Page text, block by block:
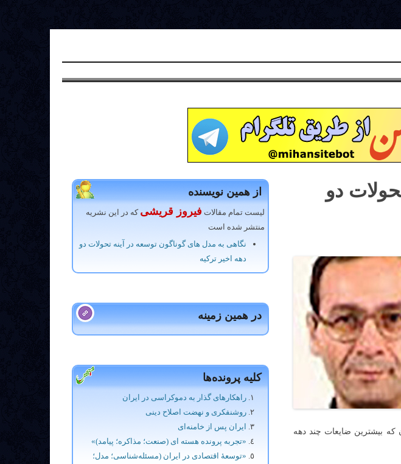
دو
بیشترین ضایعات چند دهه
از همین نویسنده
لیست تمام مقالات فیروز قریشی که در این نشریه
منتشر شده است
نگاهی به مدل های گوناگون توسعه در آینه تحولات دو
دهه اخیر ترکیه
در همین زمینه
کلیه پرونده‌ها
راهکارهای گذار به دموکراسی در ایران
روشنفکری و نهضت اصلاح دینی
ایران پس از خامنه‌ای
«تجربه پرونده هسته ای (صنعت؛ مذاکره؛ پیامد)»
«توسعۀ اقتصادی در ایران (مسئله‌شناسی؛ مدل؛